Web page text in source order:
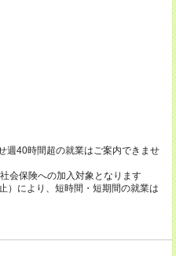
週40時間超の就業はご案内できませ
会保険への加入対象となります
）により、短時間・短期間の就業は